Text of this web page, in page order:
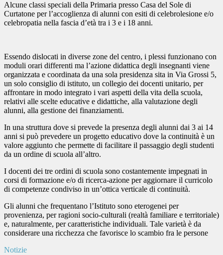
Alcune classi speciali della Primaria presso Casa del Sole di
Curtatone per l’accoglienza di alunni con esiti di celebrolesione e/o
celebropatia nella fascia d’età tra i 3 e i 18 anni.
Essendo dislocati in diverse zone del centro, i plessi funzionano con
moduli orari differenti ma l’azione didattica degli insegnanti viene
organizzata e coordinata da una sola presidenza sita in Via Grossi 5,
un solo consiglio di istituto, un collegio dei docenti unitario, per
affrontare in modo integrato i vari aspetti della vita della scuola,
relativi alle scelte educative e didattiche, alla valutazione degli
alunni, alla gestione dei finanziamenti.
In una struttura dove si prevede la presenza degli alunni dai 3 ai 14
anni si può prevedere un progetto educativo dove la continuità è un
valore aggiunto che permette di facilitare il passaggio degli studenti
da un ordine di scuola all’altro.
I docenti dei tre ordini di scuola sono costantemente impegnati in
corsi di formazione e/o di ricerca-azione per aggiornare il curricolo
di competenze condiviso in un’ottica verticale di continuità.
Gli alunni che frequentano l’Istituto sono eterogenei per
provenienza, per ragioni socio-culturali (realtà familiare e territoriale)
e, naturalmente, per caratteristiche individuali. Tale varietà è da
considerare una ricchezza che favorisce lo scambio fra le persone
Notizie